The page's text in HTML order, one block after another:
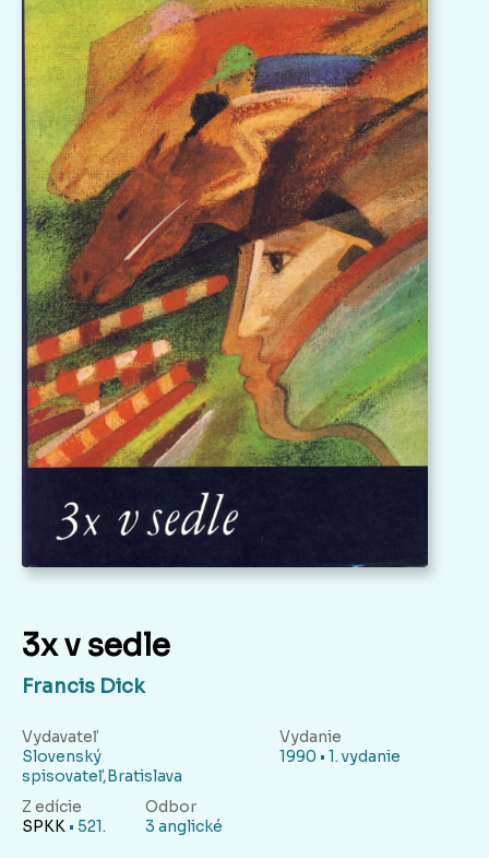
3x v sedle
Francis Dick
Vydavateľ
Slovenský
spisovateľ,Bratislava
Vydanie
1990 • 1. vydanie
Z edície
SPKK • 521.
Odbor
3 anglické